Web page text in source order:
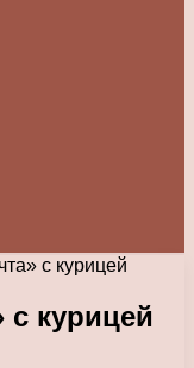
с курицей
с курицей